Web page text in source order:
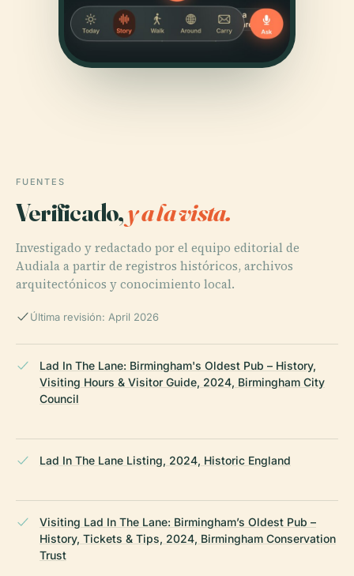
FUENTES
Verificado,y a la vista.
Investigado y redactado por el equipo editorial de
Audiala a partir de registros históricos, archivos
arquitectónicos y conocimiento local.
Última revisión: April 2026
Lad In The Lane: Birmingham's Oldest Pub – History,
Visiting Hours & Visitor Guide, 2024, Birmingham City
Council
Lad In The Lane Listing, 2024, Historic England
Visiting Lad In The Lane: Birmingham’s Oldest Pub –
History, Tickets & Tips, 2024, Birmingham Conservation
Trust